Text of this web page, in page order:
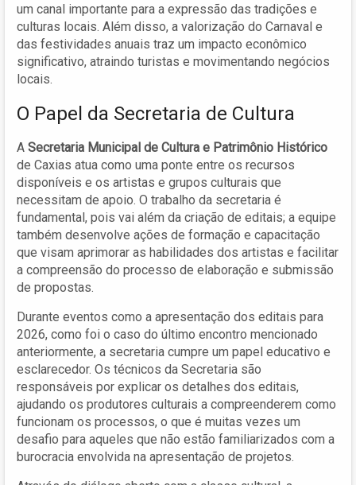
um canal importante para a expressão das tradições e
culturas locais. Além disso, a valorização do Carnaval e
das festividades anuais traz um impacto econômico
significativo, atraindo turistas e movimentando negócios
locais.
O Papel da Secretaria de Cultura
A Secretaria Municipal de Cultura e Patrimônio Histórico
de Caxias atua como uma ponte entre os recursos
disponíveis e os artistas e grupos culturais que
necessitam de apoio. O trabalho da secretaria é
fundamental, pois vai além da criação de editais; a equipe
também desenvolve ações de formação e capacitação
que visam aprimorar as habilidades dos artistas e facilitar
a compreensão do processo de elaboração e submissão
de propostas.
Durante eventos como a apresentação dos editais para
2026, como foi o caso do último encontro mencionado
anteriormente, a secretaria cumpre um papel educativo e
esclarecedor. Os técnicos da Secretaria são
responsáveis por explicar os detalhes dos editais,
ajudando os produtores culturais a compreenderem como
funcionam os processos, o que é muitas vezes um
desafio para aqueles que não estão familiarizados com a
burocracia envolvida na apresentação de projetos.